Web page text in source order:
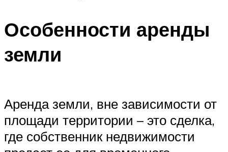
Особенности аренды
земли
Аренда земли, вне зависимости от
площади территории – это сделка,
где собственник недвижимости